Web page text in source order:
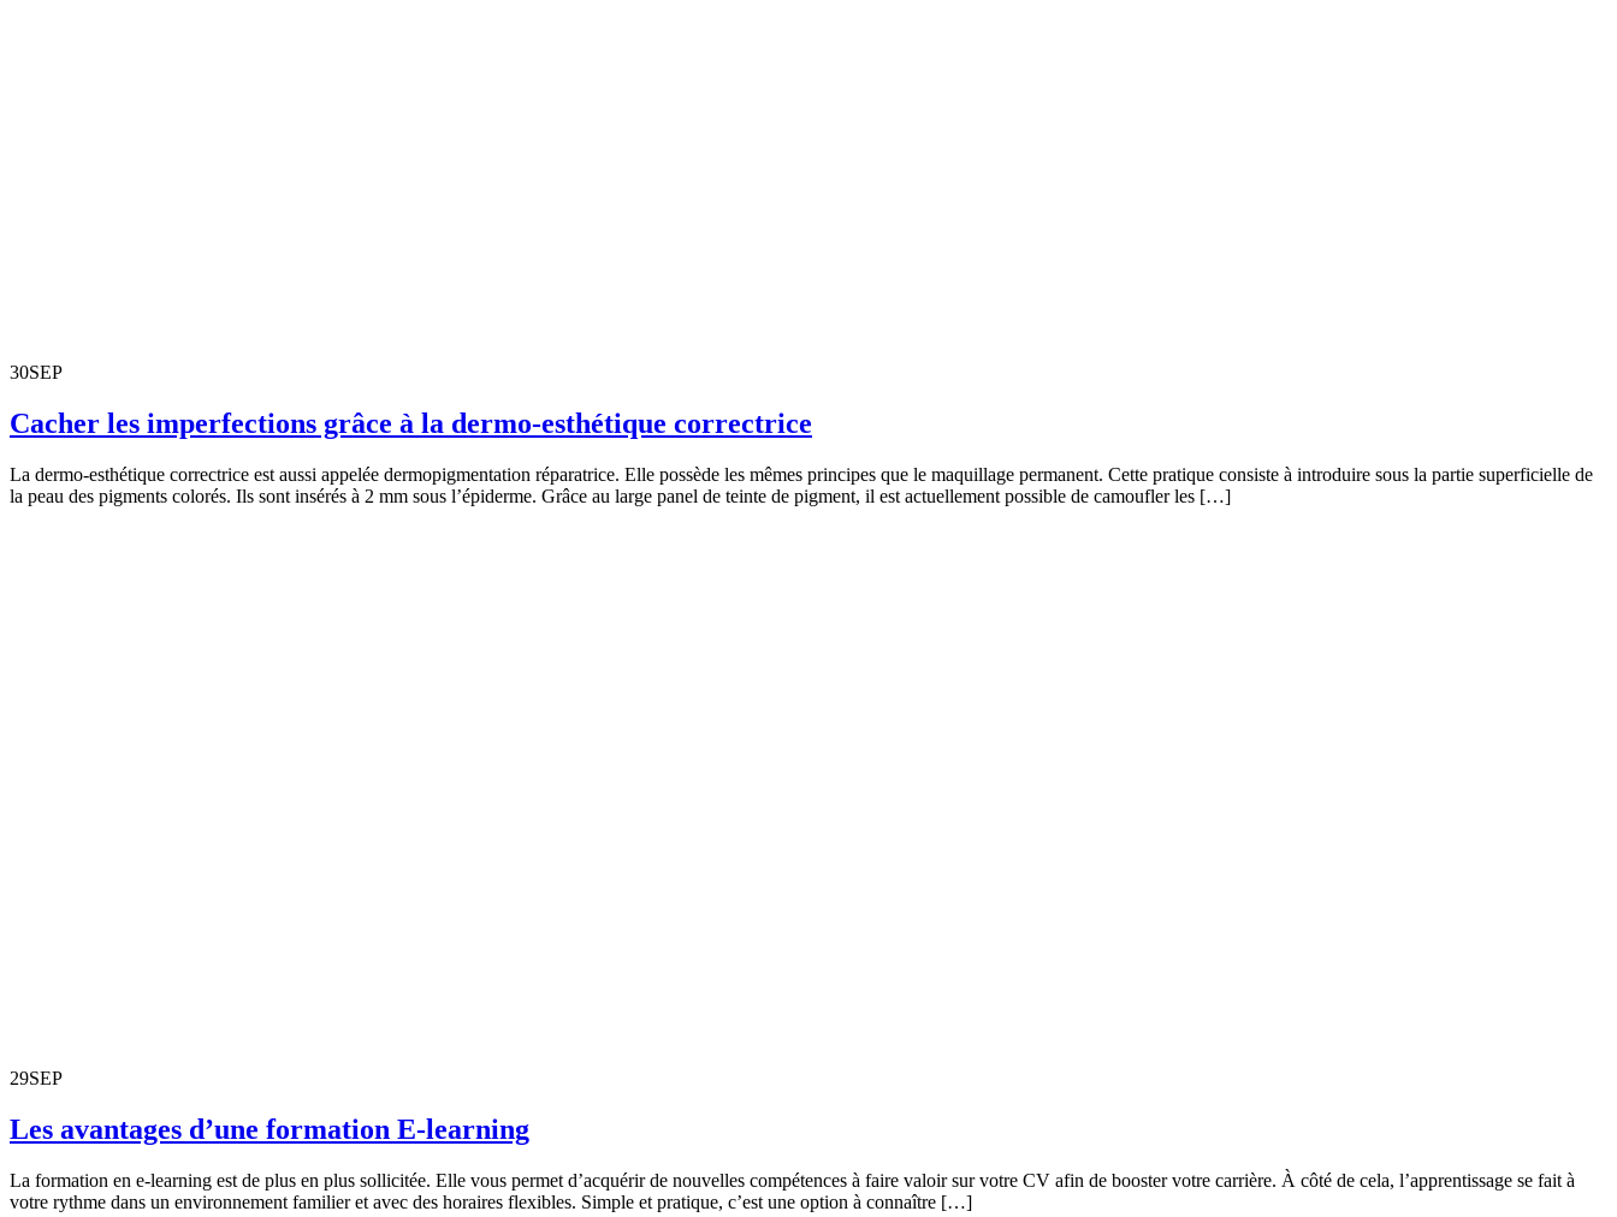
30SEP
Cacher les imperfections grâce à la dermo-esthétique correctrice
La dermo-esthétique correctrice est aussi appelée dermopigmentation réparatrice. Elle possède les mêmes principes que le maquillage permanent. Cette pratique consiste à introduire sous la partie superficielle de
la peau des pigments colorés. Ils sont insérés à 2 mm sous l’épiderme. Grâce au large panel de teinte de pigment, il est actuellement possible de camoufler les […]
29SEP
Les avantages d’une formation E-learning
La formation en e-learning est de plus en plus sollicitée. Elle vous permet d’acquérir de nouvelles compétences à faire valoir sur votre CV afin de booster votre carrière. À côté de cela, l’apprentissage se fait à
votre rythme dans un environnement familier et avec des horaires flexibles. Simple et pratique, c’est une option à connaître […]